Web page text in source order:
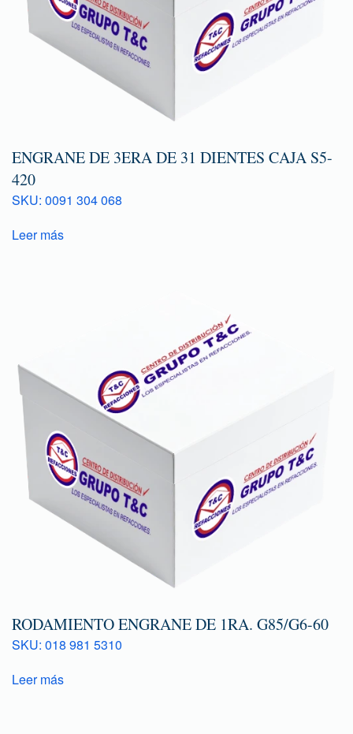
ENGRANE DE 3ERA DE 31 DIENTES CAJA S5-
420
SKU: 0091 304 068
Leer más
RODAMIENTO ENGRANE DE 1RA. G85/G6-60
SKU: 018 981 5310
Leer más